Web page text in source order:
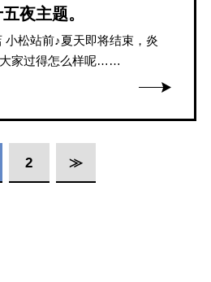
夜主题。
小松站前♪夏天即将结束，炎
家过得怎么样呢……
2 ≫